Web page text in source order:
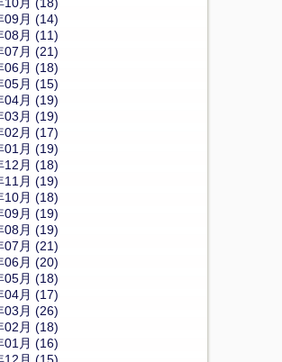
10月 (18)
09月 (14)
08月 (11)
07月 (21)
06月 (18)
05月 (15)
04月 (19)
03月 (19)
02月 (17)
01月 (19)
12月 (18)
11月 (19)
10月 (18)
09月 (19)
08月 (19)
07月 (21)
06月 (20)
05月 (18)
04月 (17)
03月 (26)
02月 (18)
01月 (16)